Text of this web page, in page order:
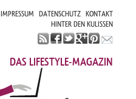
IMPRESSUM DATENSCHUTZ KONTAKT
HINTER DEN KULISSEN
DAS LIFESTYLE-MAGAZIN